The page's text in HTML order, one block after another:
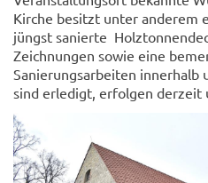
Kirche besitzt unter anderem
jüngst sanierte
Zeichnungen sowie eine
Sanierungsarbeiten innerhalb
sind erledigt, erfolgen derzeit